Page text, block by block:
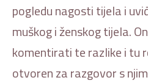
pogledu nagosti tijela i
muškog i ženskog tijela.
komentirati te razlike i tu
otvoren za razgovor s